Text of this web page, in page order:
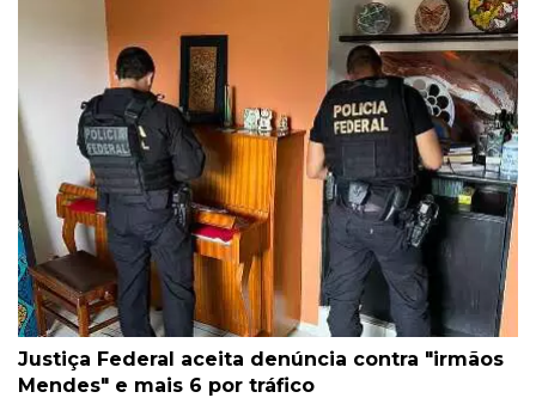
Justiça Federal aceita denúncia contra "irmãos
Mendes" e mais 6 por tráfico